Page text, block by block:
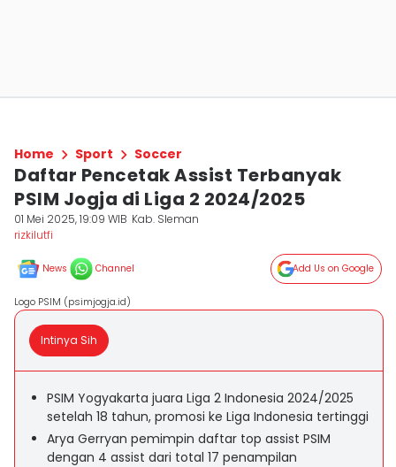
Home Sport Soccer
Daftar Pencetak Assist Terbanyak
PSIM Jogja di Liga 2 2024/2025
01 Mei 2025, 19:09 WIB Kab. Sleman
rizkilutfi
News Channel Add Us on Google
Logo PSIM (psimjogja.id)
Intinya Sih
PSIM Yogyakarta juara Liga 2 Indonesia 2024/2025
setelah 18 tahun, promosi ke Liga Indonesia tertinggi
Arya Gerryan pemimpin daftar top assist PSIM
dengan 4 assist dari total 17 penampilan